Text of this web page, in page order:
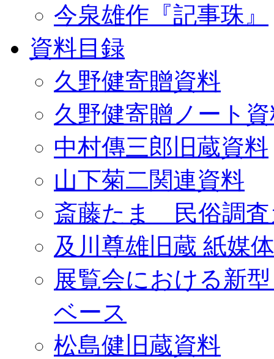
今泉雄作『記事珠』
資料目録
久野健寄贈資料
久野健寄贈ノート
中村傳三郎旧蔵資料
山下菊二関連資料
斎藤たま 民俗調査
及川尊雄旧蔵 紙媒
展覧会における新
ベース
松島健旧蔵資料